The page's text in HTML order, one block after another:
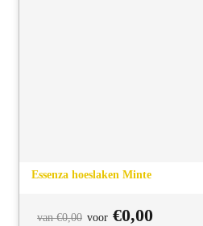
Essenza hoeslaken Minte
van €0,00 Oorspronkelijke
voor €0,00Huidige